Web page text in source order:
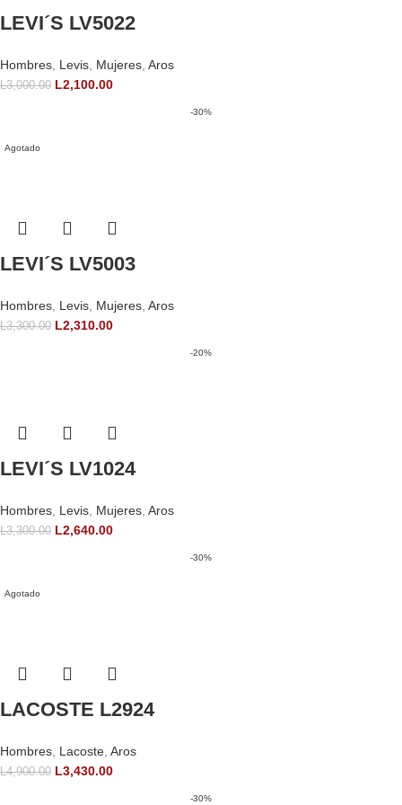
LEVI´S LV5022
Hombres, Levis, Mujeres, Aros
L3,000.00 L2,100.00
-30%
Agotado
LEVI´S LV5003
Hombres, Levis, Mujeres, Aros
L3,300.00 L2,310.00
-20%
LEVI´S LV1024
Hombres, Levis, Mujeres, Aros
L3,300.00 L2,640.00
-30%
Agotado
LACOSTE L2924
Hombres, Lacoste, Aros
L4,900.00 L3,430.00
-30%